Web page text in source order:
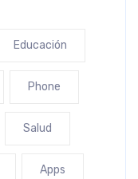
Educación
Phone
Salud
Apps